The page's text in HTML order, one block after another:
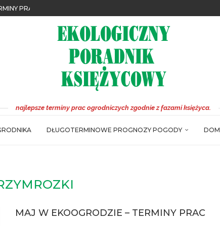
PRAC
– NOWA EDYCJA JUŻ DOSTĘPNA
2023 NOWOŚCI
najlepsze terminy prac ogrodniczych zgodnie z fazami księżyca.
DŁUGOTERMINOWE PROGNOZY POGODY DOM
MAJ W EKOOGRODZIE – TERMINY PRAC